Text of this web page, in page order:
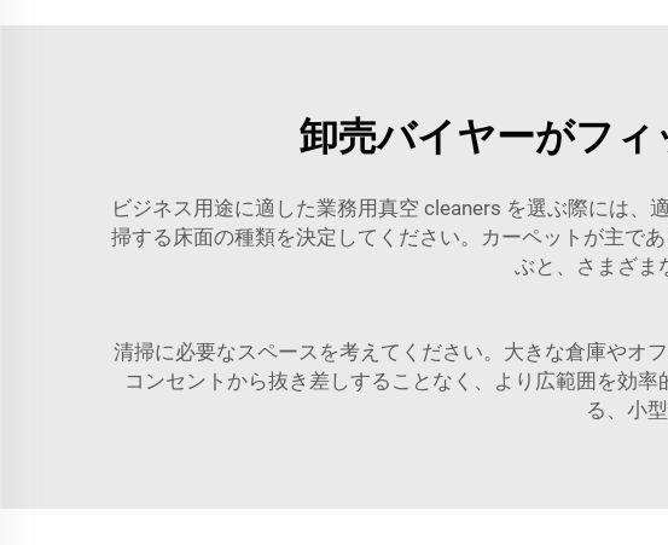
卸売バイヤーがフ
ビジネス用途に適した業務用真空 cleaners を選ぶ際には
掃する床面の種類を決定してください。カーペットが主で
ぶと、さまざま
清掃に必要なスペースを考えてください。大きな倉庫やオ
コンセントから抜き差しすることなく、より広範囲を効
る、小